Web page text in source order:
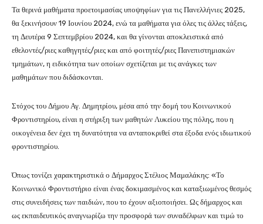
Τα θερινά μαθήματα προετοιμασίας υποψηφίων για τις Πανελλήνιες 2025,
θα ξεκινήσουν 19 Ιουνίου 2024, ενώ τα μαθήματα για όλες τις άλλες τάξεις,
τη Δευτέρα 9 Σεπτεμβρίου 2024, και θα γίνονται αποκλειστικά από
εθελοντές/ριες καθηγητές/ριες και από φοιτητές/ριες Πανεπιστημιακών
τμημάτων, η ειδικότητα των οποίων σχετίζεται με τις ανάγκες των
μαθημάτων που διδάσκονται.
Στόχος του Δήμου Αγ. Δημητρίου, μέσα από την δομή του Κοινωνικού
Φροντιστηρίου, είναι η στήριξη των μαθητών Λυκείου της πόλης, που η
οικογένεια δεν έχει τη δυνατότητα να ανταποκριθεί στα έξοδα ενός ιδιωτικού
φροντιστηρίου.
Όπως τονίζει χαρακτηριστικά ο Δήμαρχος Στέλιος Μαμαλάκης: «Το
Κοινωνικό Φροντιστήριο είναι ένας δοκιμασμένος και καταξιωμένος θεσμός
στις συνειδήσεις των παιδιών, που το έχουν αξιοποιήσει. Ως δήμαρχος και
ως εκπαιδευτικός αναγνωρίζω την προσφορά των συναδέλφων και τιμώ το